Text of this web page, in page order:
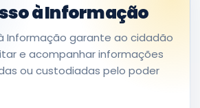
à Informação
Informação garante ao cidadão
e acompanhar informações
ou custodiadas pelo poder